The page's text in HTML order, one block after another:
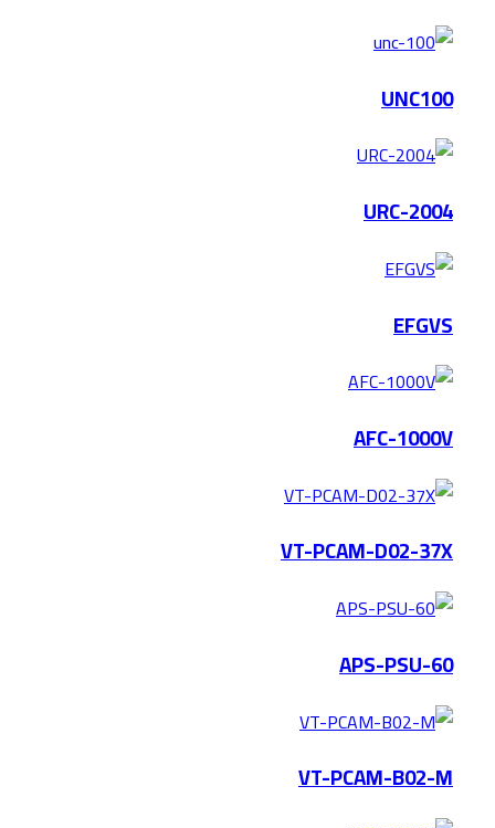
UNC100
URC-2004
EFGVS
AFC-1000V
VT-PCAM-D02-37X
APS-PSU-60
VT-PCAM-B02-M